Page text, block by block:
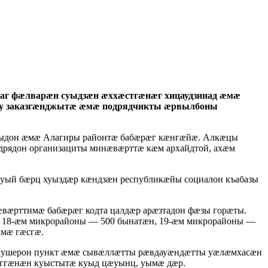
фӕлварӕн суыдзӕн ӕххӕстгӕнӕг хицаудзинад ӕмӕ
ӕмӕ подрядчикты ӕрвылбоны
ӕмӕ Алагиры районтӕ бабӕрӕг кӕнгӕйӕ. Алкӕцы
организациты минӕвӕрттӕ кӕм архайдтой, ахӕм
бӕрц хуыздӕр кӕндзӕн республикӕйы социалон къабазы
бабӕрӕг кодта цалдӕр арӕзтадон фӕзы горӕты.
ӕм микрорайоны — 500 бынатӕн, 19-ӕм микрорайоны —
гӕсгӕ.
пункт ӕмӕ сывӕллӕтты рӕвдауӕндӕтты уӕлӕмхасӕн
куыстытӕ куыд цӕуынц, уымӕ дӕр.